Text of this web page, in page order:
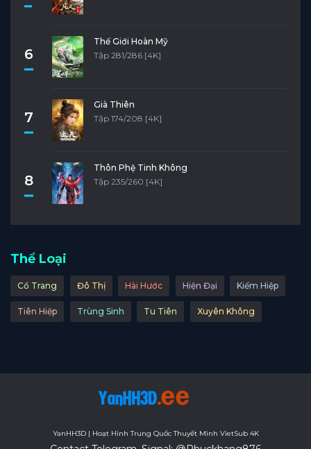
6
Thế Giới Hoàn Mỹ
Tập 281/286 [4K]
7
Già Thiên
Tập 174/208 [4K]
8
Thôn Phệ Tinh Không
Tập 235/260 [4K]
Thể Loại
Cổ Trang Đô Thị Hài Hước Hiện Đại Kiếm Hiệp
Tiên Hiệp Trùng Sinh Tu Tiên Xuyên Không
YanHH3D | Hoạt Hình Trung Quốc Thuyết Minh VietSub 4K